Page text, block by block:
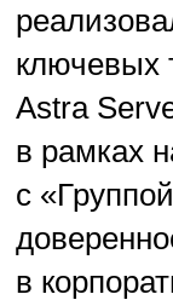
ключевых
Astra
в рамках
с
в